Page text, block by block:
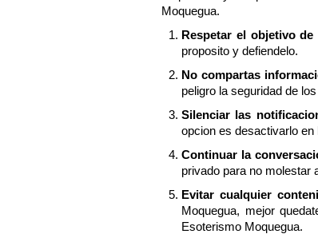
Moquegua.
Respetar el objetivo
proposito y defiendelo.
No compartas
peligro la seguridad de
Silenciar las
opcion es desactivarlo
Continuar la
privado para no molestar
Evitar cualquier
Moquegua, mejor
Esoterismo Moquegua.